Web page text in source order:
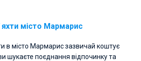
місто Мармарис
в місто Мармарис зазвичай коштує
шукаєте поєднання відпочинку та